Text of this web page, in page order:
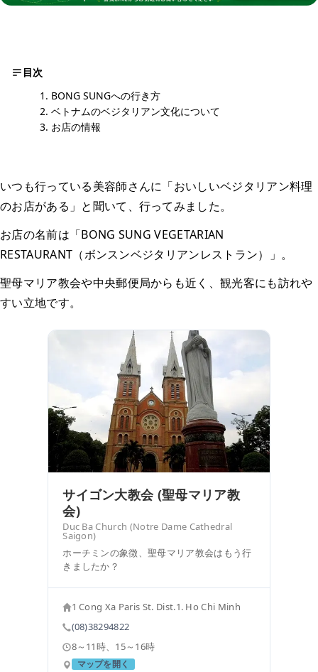
目次
BONG SUNGへの行き方
ベトナムのベジタリアン文化について
お店の情報
いつも行っている美容師さんに「おいしいベジタリアン料理
のお店がある」と聞いて、行ってみました。
お店の名前は「BONG SUNG VEGETARIAN
RESTAURANT（ボンスンベジタリアンレストラン）」。
聖母マリア教会や中央郵便局からも近く、観光客にも訪れや
すい立地です。
サイゴン大教会 (聖母マリア教
会)
Duc Ba Church (Notre Dame Cathedral
Saigon)
ホーチミンの象徴、聖母マリア教会はもう行
きましたか？
1 Cong Xa Paris St. Dist.1. Ho Chi Minh
(08)38294822
8～11時、15～16時
マップを開く